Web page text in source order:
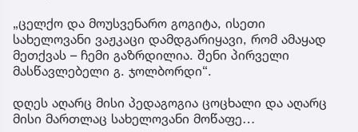
„ცელქო და მოუსვენარო გოგიტა, ისეთი
სახელოვანი ვაჟკაცი დამდგარიყავი, რომ ამაყად
მეთქვას – ჩემი გაზრდილია. შენი პირველი
მასწავლებელი გ. ჯოლბორდი“.
დღეს აღარც მისი პედაგოგია ცოცხალი და აღარც
მისი მართლაც სახელოვანი მოწაფე…